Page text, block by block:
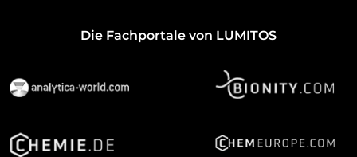
Die Fachportale von LUMITOS